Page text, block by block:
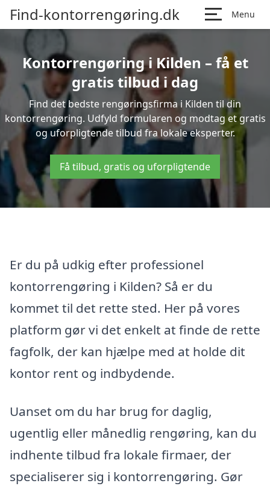
Find-kontorrengøring.dk Menu
Kontorrengøring i Kilden – få et
gratis tilbud i dag
Find det bedste rengøringsfirma i Kilden til din
kontorrengøring. Udfyld formularen og modtag et gratis
og uforpligtende tilbud fra lokale eksperter.
Få tilbud, gratis og uforpligtende
Er du på udkig efter professionel
kontorrengøring i Kilden? Så er du
kommet til det rette sted. Her på vores
platform gør vi det enkelt at finde de rette
fagfolk, der kan hjælpe med at holde dit
kontor rent og indbydende.
Uanset om du har brug for daglig,
ugentlig eller månedlig rengøring, kan du
indhente tilbud fra lokale firmaer, der
specialiserer sig i kontorrengøring. Gør